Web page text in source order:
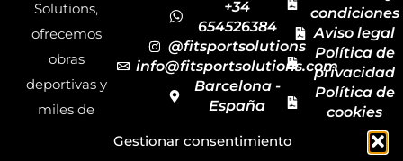
Gestionar consentimiento
Solutions,
ofrecemos
obras
deportivas y
miles de
+34
654526384
@fitsportsolutions
info@fitsportsolutions.com
Barcelona -
España
de contacto
condiciones
Aviso legal
Política de
privacidad
Política de
cookies
Mapa del